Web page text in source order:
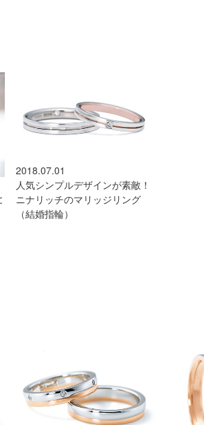
2018.07.01
人気シンプルデザインが素敵！
ニナリッチのマリッジリング
（結婚指輪）